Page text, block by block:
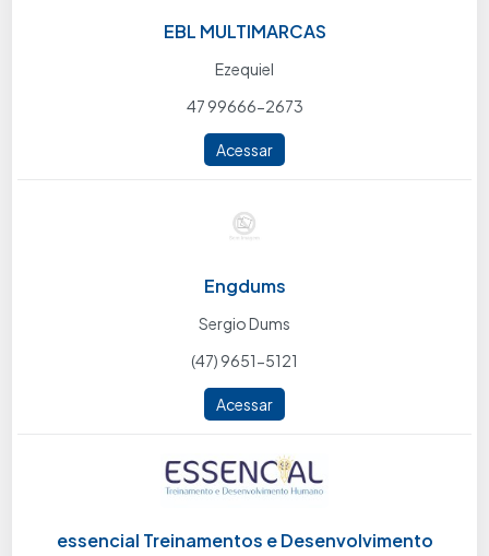
EBL MULTIMARCAS
Ezequiel
47 99666-2673
Acessar
Engdums
Sergio Dums
(47) 9651-5121
Acessar
essencial Treinamentos e Desenvolvimento